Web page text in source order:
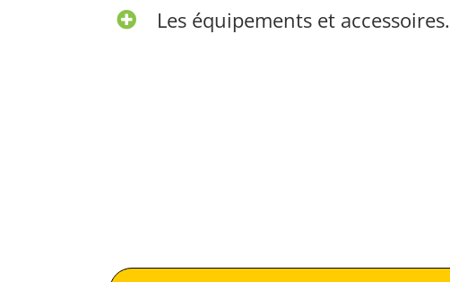
Les équipements et accessoires.